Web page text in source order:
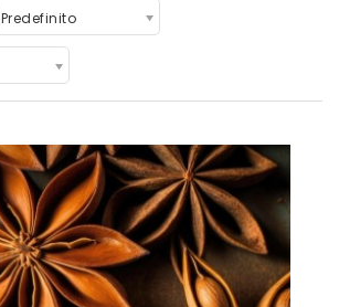
Predefinito